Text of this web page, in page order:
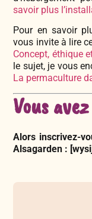
savoir plus
Pour en savoir
vous invite à lire
Concept, éthique
le sujet, je vous
La permaculture
Vous
Alors inscrivez-
Alsagarden :